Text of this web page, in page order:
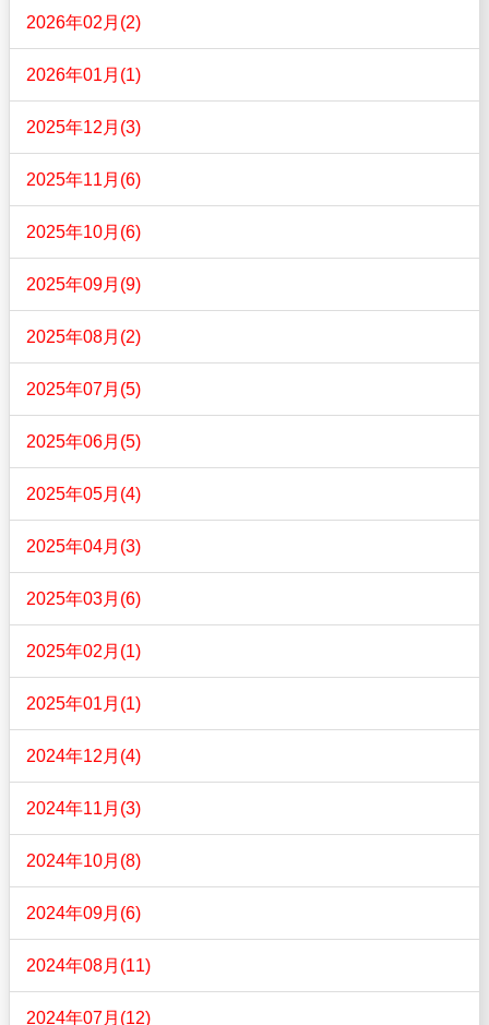
2026年02月(2)
2026年01月(1)
2025年12月(3)
2025年11月(6)
2025年10月(6)
2025年09月(9)
2025年08月(2)
2025年07月(5)
2025年06月(5)
2025年05月(4)
2025年04月(3)
2025年03月(6)
2025年02月(1)
2025年01月(1)
2024年12月(4)
2024年11月(3)
2024年10月(8)
2024年09月(6)
2024年08月(11)
2024年07月(12)